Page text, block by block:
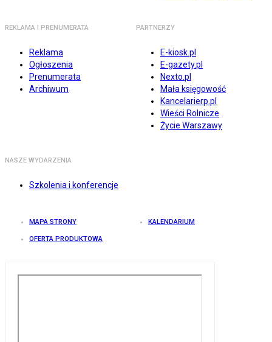
REKLAMA I PRENUMERATA
Reklama
Ogłoszenia
Prenumerata
Archiwum
PARTNERZY
E-kiosk.pl
E-gazety.pl
Nexto.pl
Mała księgowość
Kancelarierp.pl
Wieści Rolnicze
Życie Warszawy
NASZE WYDARZENIA
Szkolenia i konferencje
MAPA STRONY KALENDARIUM
OFERTA PRODUKTOWA